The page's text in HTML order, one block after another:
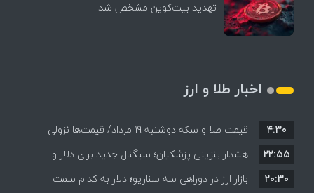
تهدید بیت‌کوین مشخص شد
اخبار طلا و ارز
قیمت طلا و سکه دوشنبه 19 مرداد/ قیمت‌ها نزولی
۴:۳۰
هشدار بنزینی پزشکیان؛ سیگنال جدید برای دلار و
طلا؟
۲۲:۵۵
بازار ارز در دوراهی سه سناریو؛ دلار به کدام سمت
۲۰:۳۰